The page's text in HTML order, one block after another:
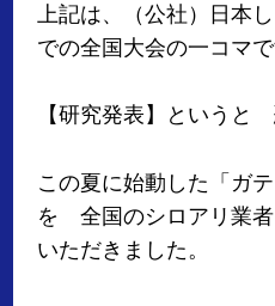
上記は、（公社）日本
での全国大会の一コマで
【研究発表】というと
この夏に始動した「ガ
を 全国のシロアリ業
いただきました。